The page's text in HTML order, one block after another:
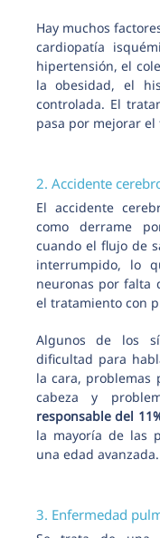
Hay muchos
cardiopatía
hipertensión, el
la obesidad, el
controlada. El
pasa por mejorar
2. Accidente
El accidente
como derrame
cuando el flujo de
interrumpido, lo
neuronas por falta
el tratamiento con
Algunos de los
dificultad para
la cara, problemas
cabeza y
responsable del
la mayoría de las
una edad avanzada.
3. Enfermedad